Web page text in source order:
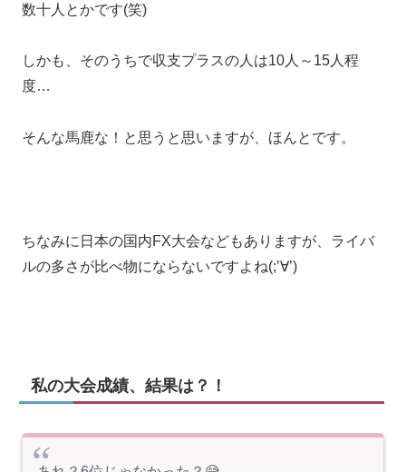
数十人とかです(笑)
しかも、そのうちで収支プラスの人は10人～15人程
度…
そんな馬鹿な！と思うと思いますが、ほんとです。
ちなみに日本の国内FX大会などもありますが、ライバ
ルの多さが比べ物にならないですよね(;’∀’)
私の大会成績、結果は？！